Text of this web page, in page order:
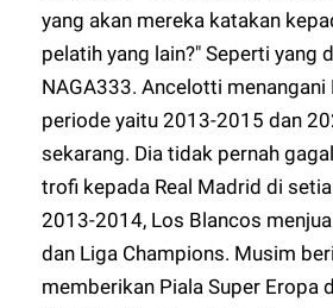
yang akan mereka katakan
pelatih yang lain?" Seperti yang
NAGA333. Ancelotti
periode yaitu 2013-2015 dan
sekarang. Dia tidak pernah
trofi kepada Real Madrid di
2013-2014, Los Blancos
dan Liga Champions. Musim
memberikan Piala Super Eropa